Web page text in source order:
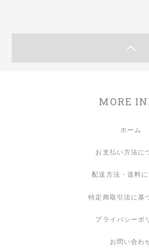
MORE
ホーム
お支払い方法に
配送方法・送料
特定商取引法に基
プライバシーポ
お問い合わ